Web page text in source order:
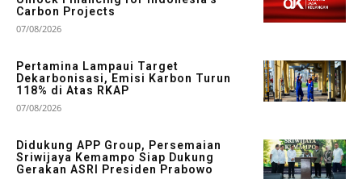
Carbon Projects
07/08/2026
Pertamina Lampaui Target
Dekarbonisasi, Emisi Karbon Turun
118% di Atas RKAP
07/08/2026
Didukung APP Group, Persemaian
Sriwijaya Kemampo Siap Dukung
Gerakan ASRI Presiden Prabowo